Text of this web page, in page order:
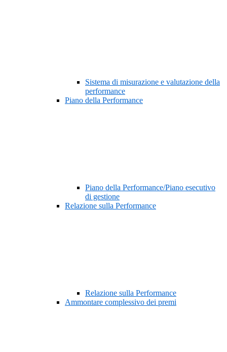
Sistema di misurazione e valutazione della
performance
Piano della Performance
Piano della Performance/Piano esecutivo
di gestione
Relazione sulla Performance
Relazione sulla Performance
Ammontare complessivo dei premi